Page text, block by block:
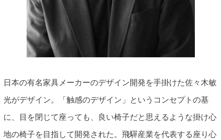
日本の有名家具メーカーのデザイン開発を手掛けた佐々木敏
光がデザイン。「触感のデザイン」というコンセプトの基
に、目を閉じて座っても、良い椅子だと思えるような掛け心
地の椅子を目指して開発された。飛驒産業を代表する座り心